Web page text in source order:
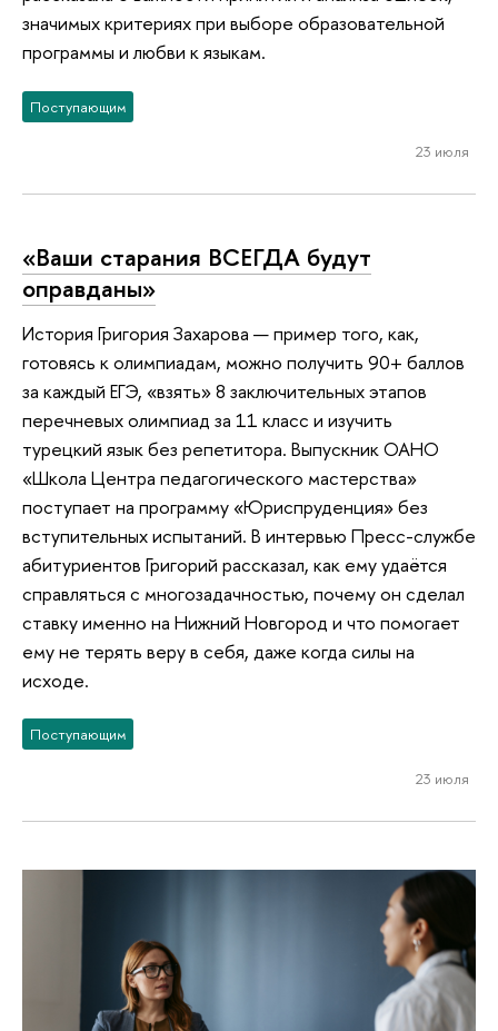
значимых критериях при выборе образовательной
программы и любви к языкам.
Поступающим
23 июля
«Ваши старания ВСЕГДА будут
оправданы»
История Григория Захарова — пример того, как,
готовясь к олимпиадам, можно получить 90+ баллов
за каждый ЕГЭ, «взять» 8 заключительных этапов
перечневых олимпиад за 11 класс и изучить
турецкий язык без репетитора. Выпускник ОАНО
«Школа Центра педагогического мастерства»
поступает на программу «Юриспруденция» без
вступительных испытаний. В интервью Пресс-службе
абитуриентов Григорий рассказал, как ему удаётся
справляться с многозадачностью, почему он сделал
ставку именно на Нижний Новгород и что помогает
ему не терять веру в себя, даже когда силы на
исходе.
Поступающим
23 июля